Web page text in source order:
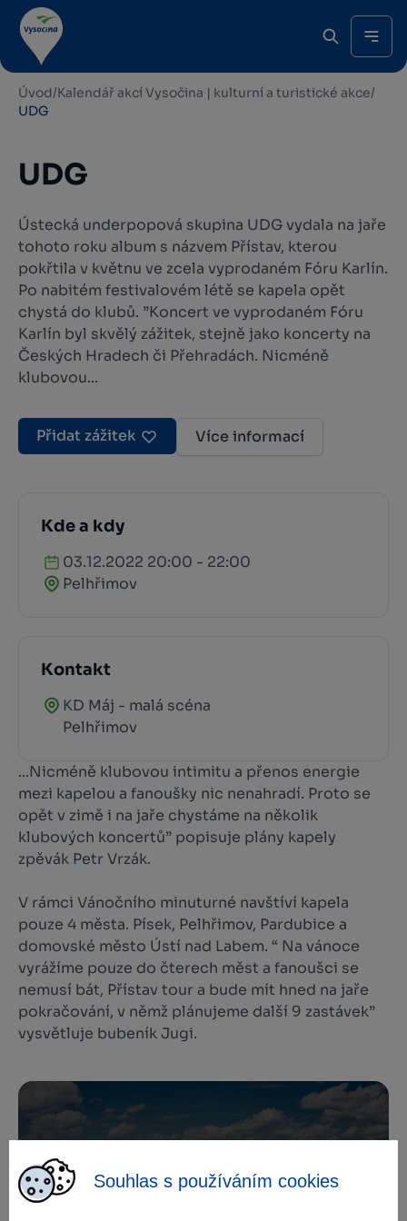
Souhlas s používáním cookies
Úvod/Kalendář akcí Vysočina | kulturní a turistické akce/
UDG
UDG
Ústecká underpopová skupina UDG vydala na jaře
tohoto roku album s názvem Přístav, kterou
pokřtila v květnu ve zcela vyprodaném Fóru Karlín.
Po nabitém festivalovém létě se kapela opět
chystá do klubů. ”Koncert ve vyprodaném Fóru
Karlín byl skvělý zážitek, stejně jako koncerty na
Českých Hradech či Přehradách. Nicméně
klubovou...
Přidat zážitek Více informací
Kde a kdy
03.12.2022 20:00 - 22:00
Pelhřimov
Kontakt
KD Máj - malá scéna
Pelhřimov
...Nicméně klubovou intimitu a přenos energie
mezi kapelou a fanoušky nic nenahradí. Proto se
opět v zimě i na jaře chystáme na několik
klubových koncertů” popisuje plány kapely
zpěvák Petr Vrzák.
V rámci Vánočního minuturné navštíví kapela
pouze 4 města. Písek, Pelhřimov, Pardubice a
domovské město Ústí nad Labem. “ Na vánoce
vyrážíme pouze do čterech měst a fanoušci se
nemusí bát, Přístav tour a bude mít hned na jaře
pokračování, v němž plánujeme další 9 zastávek”
vysvětluje bubeník Jugi.
Zamilujte si Vysočinu